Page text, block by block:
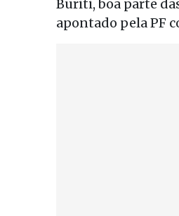
Buriti, boa parte
apontado pela PF